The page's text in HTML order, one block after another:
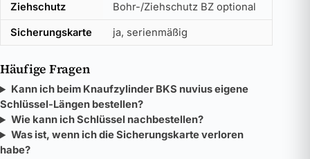
Ziehschutz Bohr-/Ziehschutz BZ optional
Sicherungskarte ja, serienmäßig
Häufige Fragen
Kann ich beim Knaufzylinder BKS nuvius eigene
Schlüssel-Längen bestellen?
Wie kann ich Schlüssel nachbestellen?
Was ist, wenn ich die Sicherungskarte verloren
habe?